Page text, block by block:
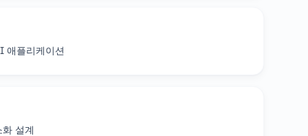
애플리케이션
설계